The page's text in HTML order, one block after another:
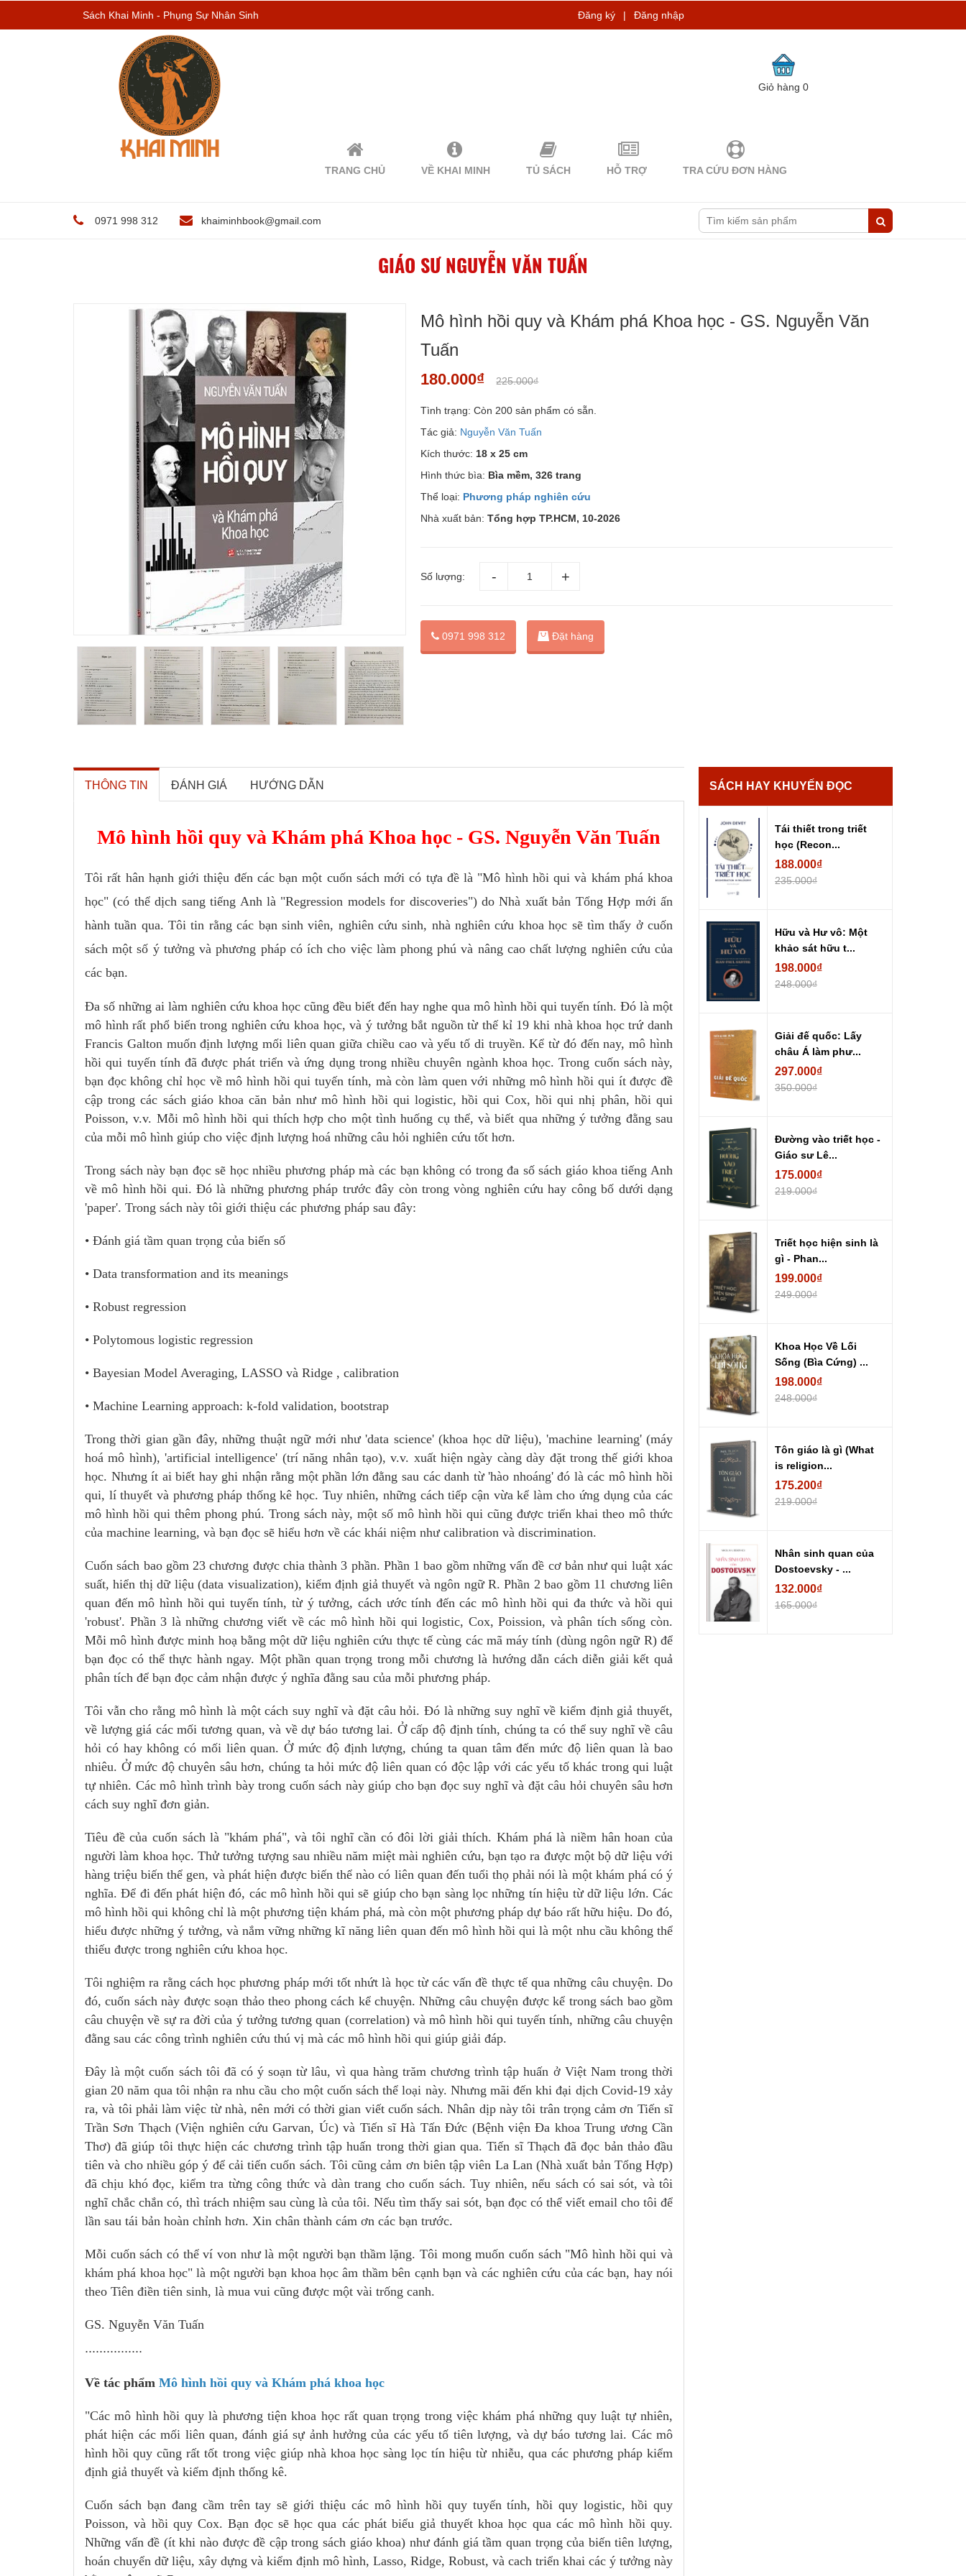
Sách Khai Minh - Phụng Sự Nhân Sinh Đăng ký | Đăng nhập
Giỏ hàng0
TRANG CHỦ VỀ KHAI MINH TỦ SÁCH HỖ TRỢ TRA CỨU ĐƠN HÀNG
0971 998 312 khaiminhbook@gmail.com
GIÁO SƯ NGUYỄN VĂN TUẤN
Mô hình hồi quy và Khám phá Khoa học - GS. Nguyễn Văn
Tuấn
180.000₫ 225.000₫
Tình trạng: Còn 200 sản phẩm có sẵn.
Tác giả: Nguyễn Văn Tuấn
Kích thước: 18 x 25 cm
Hình thức bìa: Bìa mềm, 326 trang
Thể loại: Phương pháp nghiên cứu
Nhà xuất bản:Tổng hợp TP.HCM, 10-2026
Số lượng:
0971 998 312 Đặt hàng
THÔNG TIN ĐÁNH GIÁ HƯỚNG DẪN
Mô hình hồi quy và Khám phá Khoa học - GS. Nguyễn Văn Tuấn
Tôi rất hân hạnh giới thiệu đến các bạn một cuốn sách mới có tựa đề là "Mô hình hồi qui và khám phá khoa
học" (có thể dịch sang tiếng Anh là "Regression models for discoveries") do Nhà xuất bản Tổng Hợp mới ấn
hành tuần qua. Tôi tin rằng các bạn sinh viên, nghiên cứu sinh, nhà nghiên cứu khoa học sẽ tìm thấy ở cuốn
sách một số ý tưởng và phương pháp có ích cho việc làm phong phú và nâng cao chất lượng nghiên cứu của
các bạn.
Đa số những ai làm nghiên cứu khoa học cũng đều biết đến hay nghe qua mô hình hồi qui tuyến tính. Đó là một
mô hình rất phổ biến trong nghiên cứu khoa học, và ý tưởng bắt nguồn từ thế kỉ 19 khi nhà khoa học trứ danh
Francis Galton muốn định lượng mối liên quan giữa chiều cao và yếu tố di truyền. Kể từ đó đến nay, mô hình
hồi qui tuyến tính đã được phát triển và ứng dụng trong nhiều chuyên ngành khoa học. Trong cuốn sách này,
bạn đọc không chỉ học về mô hình hồi qui tuyến tính, mà còn làm quen với những mô hình hồi qui ít được đề
cập trong các sách giáo khoa căn bản như mô hình hồi qui logistic, hồi qui Cox, hồi qui nhị phân, hồi qui
Poisson, v.v. Mỗi mô hình hồi qui thích hợp cho một tình huống cụ thể, và biết qua những ý tưởng đằng sau
của mỗi mô hình giúp cho việc định lượng hoá những câu hỏi nghiên cứu tốt hơn.
Trong sách này bạn đọc sẽ học nhiều phương pháp mà các bạn không có trong đa số sách giáo khoa tiếng Anh
về mô hình hồi qui. Đó là những phương pháp trước đây còn trong vòng nghiên cứu hay công bố dưới dạng
'paper'. Trong sách này tôi giới thiệu các phương pháp sau đây:
• Đánh giá tầm quan trọng của biến số
• Data transformation and its meanings
• Robust regression
• Polytomous logistic regression
• Bayesian Model Averaging, LASSO và Ridge , calibration
• Machine Learning approach: k-fold validation, bootstrap
Trong thời gian gần đây, những thuật ngữ mới như 'data science' (khoa học dữ liệu), 'machine learning' (máy
hoá mô hình), 'artificial intelligence' (trí năng nhân tạo), v.v. xuất hiện ngày càng dày đặt trong thế giới khoa
học. Nhưng ít ai biết hay ghi nhận rằng một phần lớn đằng sau các danh từ 'hào nhoáng' đó là các mô hình hồi
qui, lí thuyết và phương pháp thống kê học. Tuy nhiên, những cách tiếp cận vừa kể làm cho ứng dụng của các
mô hình hồi qui thêm phong phú. Trong sách này, một số mô hình hồi qui cũng được triển khai theo mô thức
của machine learning, và bạn đọc sẽ hiểu hơn về các khái niệm như calibration và discrimination.
Cuốn sách bao gồm 23 chương được chia thành 3 phần. Phần 1 bao gồm những vấn đề cơ bản như qui luật xác
suất, hiển thị dữ liệu (data visualization), kiểm định giả thuyết và ngôn ngữ R. Phần 2 bao gồm 11 chương liên
quan đến mô hình hồi qui tuyến tính, từ ý tưởng, cách ước tính đến các mô hình hồi qui đa thức và hồi qui
'robust'. Phần 3 là những chương viết về các mô hình hồi qui logistic, Cox, Poission, và phân tích sống còn.
Mỗi mô hình được minh hoạ bằng một dữ liệu nghiên cứu thực tế cùng các mã máy tính (dùng ngôn ngữ R) để
bạn đọc có thể thực hành ngay. Một phần quan trọng trong mỗi chương là hướng dẫn cách diễn giải kết quả
phân tích để bạn đọc cảm nhận được ý nghĩa đằng sau của mỗi phương pháp.
Tôi vẫn cho rằng mô hình là một cách suy nghĩ và đặt câu hỏi. Đó là những suy nghĩ về kiểm định giả thuyết,
về lượng giá các mối tương quan, và về dự báo tương lai. Ở cấp độ định tính, chúng ta có thể suy nghĩ về câu
hỏi có hay không có mối liên quan. Ở mức độ định lượng, chúng ta quan tâm đến mức độ liên quan là bao
nhiêu. Ở mức độ chuyên sâu hơn, chúng ta hỏi mức độ liên quan có độc lập với các yếu tố khác trong qui luật
tự nhiên. Các mô hình trình bày trong cuốn sách này giúp cho bạn đọc suy nghĩ và đặt câu hỏi chuyên sâu hơn
cách suy nghĩ đơn giản.
Tiêu đề của cuốn sách là "khám phá", và tôi nghĩ cần có đôi lời giải thích. Khám phá là niềm hân hoan của
người làm khoa học. Thử tưởng tượng sau nhiều năm miệt mài nghiên cứu, bạn tạo ra được một bộ dữ liệu với
hàng triệu biến thể gen, và phát hiện được biến thể nào có liên quan đến tuổi thọ phải nói là một khám phá có ý
nghĩa. Để đi đến phát hiện đó, các mô hình hồi qui sẽ giúp cho bạn sàng lọc những tín hiệu từ dữ liệu lớn. Các
mô hình hồi qui không chỉ là một phương tiện khám phá, mà còn một phương pháp dự báo rất hữu hiệu. Do đó,
hiểu được những ý tưởng, và nắm vững những kĩ năng liên quan đến mô hình hồi qui là một nhu cầu không thể
thiếu được trong nghiên cứu khoa học.
Tôi nghiệm ra rằng cách học phương pháp mới tốt nhứt là học từ các vấn đề thực tế qua những câu chuyện. Do
đó, cuốn sách này được soạn thảo theo phong cách kể chuyện. Những câu chuyện được kể trong sách bao gồm
câu chuyện về sự ra đời của ý tưởng tương quan (correlation) và mô hình hồi qui tuyến tính, những câu chuyện
đằng sau các công trình nghiên cứu thú vị mà các mô hình hồi qui giúp giải đáp.
Đây là một cuốn sách tôi đã có ý soạn từ lâu, vì qua hàng trăm chương trình tập huấn ở Việt Nam trong thời
gian 20 năm qua tôi nhận ra nhu cầu cho một cuốn sách thể loại này. Nhưng mãi đến khi đại dịch Covid-19 xảy
ra, và tôi phải làm việc từ nhà, nên mới có thời gian viết cuốn sách. Nhân dịp này tôi trân trọng cảm ơn Tiến sĩ
Trần Sơn Thạch (Viện nghiên cứu Garvan, Úc) và Tiến sĩ Hà Tấn Đức (Bệnh viện Đa khoa Trung ương Cần
Thơ) đã giúp tôi thực hiện các chương trình tập huấn trong thời gian qua. Tiến sĩ Thạch đã đọc bản thảo đầu
tiên và cho nhiều góp ý để cải tiến cuốn sách. Tôi cũng cảm ơn biên tập viên La Lan (Nhà xuất bản Tổng Hợp)
đã chịu khó đọc, kiểm tra từng công thức và dàn trang cho cuốn sách. Tuy nhiên, nếu sách có sai sót, và tôi
nghĩ chắc chắn có, thì trách nhiệm sau cùng là của tôi. Nếu tìm thấy sai sót, bạn đọc có thể viết email cho tôi để
lần sau tái bản hoàn chỉnh hơn. Xin chân thành cám ơn các bạn trước.
Mỗi cuốn sách có thể ví von như là một người bạn thầm lặng. Tôi mong muốn cuốn sách "Mô hình hồi qui và
khám phá khoa học" là một người bạn khoa học âm thầm bên cạnh bạn và các nghiên cứu của các bạn, hay nói
theo Tiên điền tiên sinh, là mua vui cũng được một vài trống canh.
GS. Nguyễn Văn Tuấn
................
Về tác phẩm Mô hình hồi quy và Khám phá khoa học
"Các mô hình hồi quy là phương tiện khoa học rất quan trọng trong việc khám phá những quy luật tự nhiên,
phát hiện các mối liên quan, đánh giá sự ảnh hưởng của các yếu tố tiên lượng, và dự báo tương lai. Các mô
hình hồi quy cũng rất tốt trong việc giúp nhà khoa học sàng lọc tín hiệu từ nhiễu, qua các phương pháp kiểm
định giả thuyết và kiểm định thống kê.
Cuốn sách bạn đang cầm trên tay sẽ giới thiệu các mô hình hồi quy tuyến tính, hồi quy logistic, hồi quy
Poisson, và hồi quy Cox. Bạn đọc sẽ học qua các phát biểu giả thuyết khoa học qua các mô hình hồi quy.
Những vấn đề (ít khi nào được đề cập trong sách giáo khoa) như đánh giá tầm quan trọng của biến tiên lượng,
hoán chuyển dữ liệu, xây dựng và kiểm định mô hình, Lasso, Ridge, Robust, và cach triển khai các ý tưởng này
SÁCH HAY KHUYẾN ĐỌC
Tái thiết trong triết
học (Recon...
188.000₫
235.000₫
Hữu và Hư vô: Một
khảo sát hữu t...
198.000₫
248.000₫
Giải đế quốc: Lấy
châu Á làm phư...
297.000₫
350.000₫
Đường vào triết học -
Giáo sư Lê...
175.000₫
219.000₫
Triết học hiện sinh là
gì - Phan...
199.000₫
249.000₫
Khoa Học Về Lối
Sống (Bìa Cứng) ...
198.000₫
248.000₫
Tôn giáo là gì (What
is religion...
175.200₫
219.000₫
Nhân sinh quan của
Dostoevsky - ...
132.000₫
165.000₫